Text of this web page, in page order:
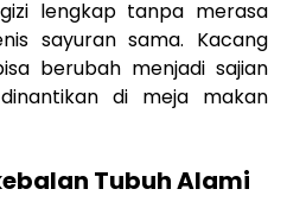
lengkap tanpa merasa
sayuran sama. Kacang
berubah menjadi sajian
di meja makan
Tubuh Alami